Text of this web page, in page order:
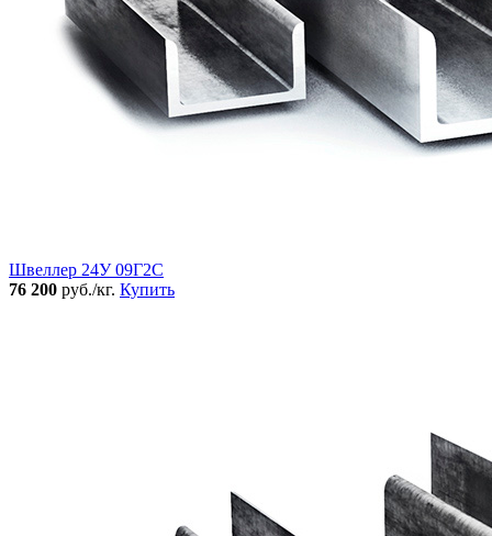
Швеллер 24У 09Г2С
76 200 руб./кг. Купить